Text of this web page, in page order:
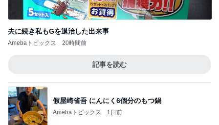
夫に続き私もGを退治した出来事
Amebaトピックス 20時間前
記事を読む
假屋崎省吾 にんにく6個分のもつ鍋
Amebaトピックス 1日前